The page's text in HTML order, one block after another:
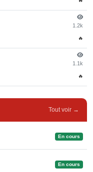
1.2k
🔥
1.1k
🔥
Tout voir →
En cours
En cours